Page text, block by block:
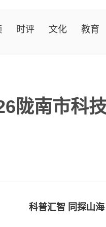
时评 文化 教育
南市科
科普汇智 同探山海